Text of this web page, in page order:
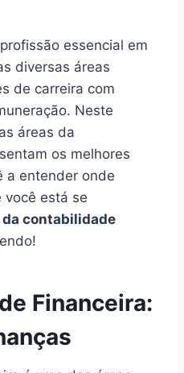
essencial em
diversas áreas
de carreira com
Neste
áreas da
os melhores
a entender onde
você está se
da contabilidade
Financeira: